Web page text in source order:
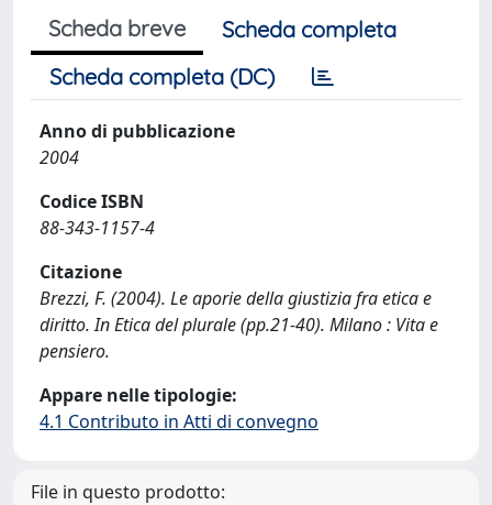
Scheda breve
Scheda completa
Scheda completa (DC)
Anno di pubblicazione
2004
Codice ISBN
88-343-1157-4
Citazione
Brezzi, F. (2004). Le aporie della giustizia fra etica e
diritto. In Etica del plurale (pp.21-40). Milano : Vita e
pensiero.
Appare nelle tipologie:
4.1 Contributo in Atti di convegno
File in questo prodotto: